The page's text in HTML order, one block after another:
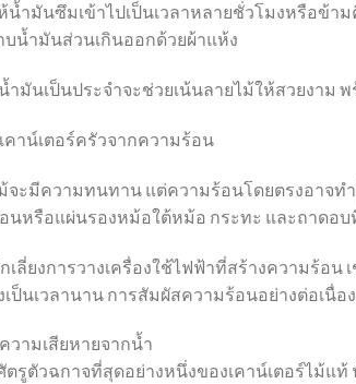
น้ำมันซึมเข้าไปเป็นเวลาหลายชั่วโมงหรือข้า
บน้ำมันส่วนเกินออกด้วยผ้าแห้ง
ำมันเป็นประจำจะช่วยเน้นลายไม้ให้สวยงาม
คาน์เตอร์ครัวจากความร้อน
จะมีความทนทาน แต่ความร้อนโดยตรงอาจท
นหรือแผ่นรองหม้อใต้หม้อ กระทะ และถาดอบ
เลี่ยงการวางเครื่องใช้ไฟฟ้าที่สร้างความร้อ
เป็นเวลานาน การสัมผัสความร้อนอย่างต่อเนื่
วามเสียหายจากน้ำ
ตรูตัวฉกาจที่สุดอย่างหนึ่งของเคาน์เตอร์ไม้แ